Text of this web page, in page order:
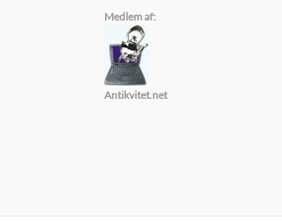
Medlem af:
Antikvitet.net